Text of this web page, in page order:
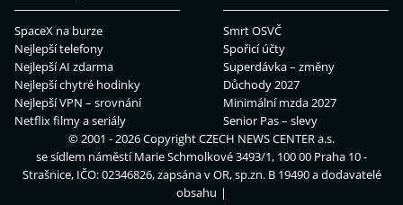
SpaceX na burze
Nejlepší telefony
Nejlepší AI zdarma
Nejlepší chytré hodinky
Nejlepší VPN – srovnání
Netflix filmy a seriály
Smrt OSVČ
Spořicí účty
Superdávka – změny
Důchody 2027
Minimální mzda 2027
Senior Pas – slevy
© 2001 - 2026 CopyrightCZECH NEWS CENTER a.s.
se sídlem náměstí Marie Schmolkové 3493/1, 100 00 Praha 10 -
Strašnice, IČO: 02346826, zapsána v OR, sp.zn. B 19490 a dodavatelé
obsahu